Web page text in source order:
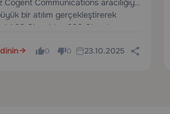
Cogent Communications aracılığıyla
bir atılım gerçekleştirerek
20 Gbps 'den 200 Gbps 'ye
0 0 23.10.2025